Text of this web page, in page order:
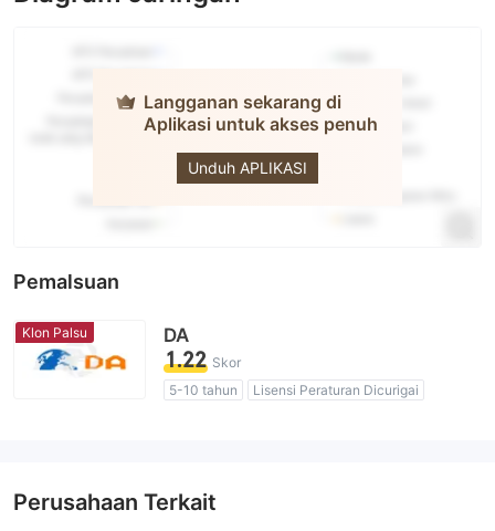
Langganan sekarang di
Aplikasi untuk akses penuh
Unduh APLIKASI
Pemalsuan
Klon Palsu DA
1.22 Skor
5-10 tahun
Lisensi Peraturan Dicurigai
Perusahaan Terkait